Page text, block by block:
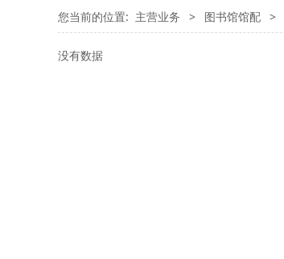
您当前的位置: 主营业务 > 图书馆馆配 >
没有数据